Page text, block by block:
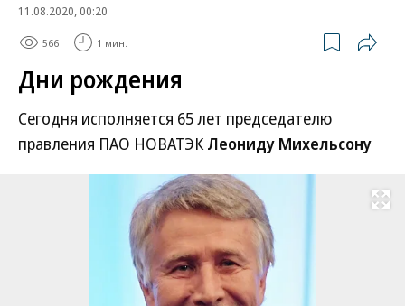
11.08.2020, 00:20
566 1 мин.
Дни рождения
Сегодня исполняется 65 лет председателю
правления ПАО НОВАТЭКЛеониду Михельсону
Развернуть